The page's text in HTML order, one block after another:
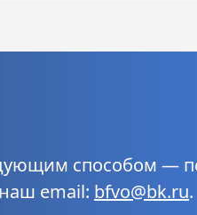
способом —
email: bfvo@bk.ru.